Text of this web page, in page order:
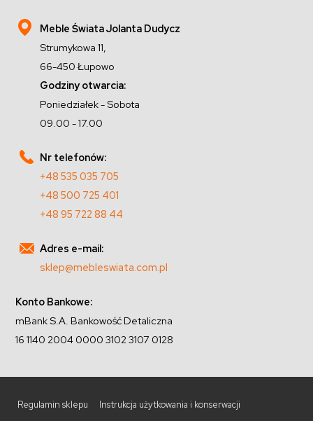
Meble Świata Jolanta Dudycz
Strumykowa 11,
66-450 Łupowo
Godziny otwarcia:
Poniedziałek - Sobota
09.00 - 17.00
Nr telefonów:
+48 535 035 705
+48 500 725 401
+48 95 722 88 44
Adres e-mail:
sklep@mebleswiata.com.pl
Konto Bankowe:
mBank S.A. Bankowość Detaliczna
16 1140 2004 0000 3102 3107 0128
Regulamin sklepu Instrukcja użytkowania i konserwacji